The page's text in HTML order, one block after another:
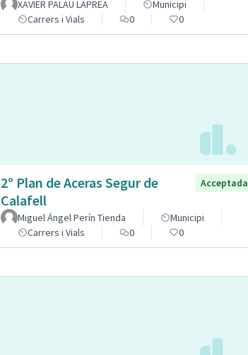
XAVIER PALAU LAPREA
Municipi
Carrers i Vials
0 0
2º Plan de Aceras Segur de
Calafell
Acceptada
Miguel Ángel Perín Tienda
Municipi
Carrers i Vials
0 0